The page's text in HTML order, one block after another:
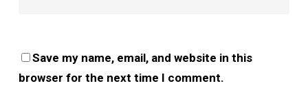
Save my name, email, and website in this
browser for the next time I comment.